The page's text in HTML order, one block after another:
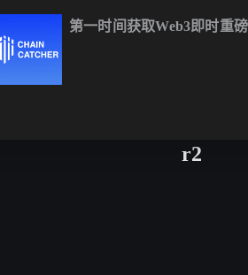
r2
第一时间获取Web3即时重